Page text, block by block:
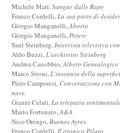
Michele Mari,Sangue dalle Rape
Franco Cordelli,La sua parte di
Giorgio Manganelli,Aborto
Giorgio Manganelli,Potere
Saul Steinberg,Intervista televisiva
Aldo Buzzi,L'architetto Steinberg
Andrea Canobbio,Albero Genealogico
Marco Sironi,L'insonnia della
Piero Camporesi, Conversazione con
nave.
Gianni Celati,La telepatia
Mario Fortunato,A&A
Nico Orengo,Buenos Ayres
Franco Cordelli,Il titanico Pilato